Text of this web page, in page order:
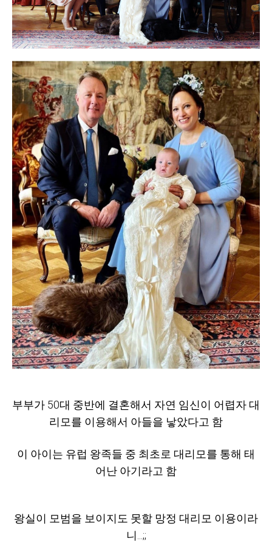
부부가 50대 중반에 결혼해서 자연 임신이 어렵자 대
리모를 이용해서 아들을 낳았다고 함
이 아이는 유럽 왕족들 중 최초로 대리모를 통해 태
어난 아기라고 함
왕실이 모범을 보이지도 못할 망정 대리모 이용이라
니...;;